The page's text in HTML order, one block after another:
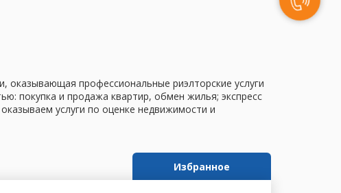
оказывающая профессиональные риэлторские услуги
покупка и продажа квартир, обмен жилья; экспресс
услуги по оценке недвижимости и
Избранное